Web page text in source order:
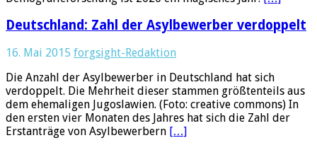
Deutschland: Zahl der Asylbewerber verdoppelt
16. Mai 2015 forgsight-Redaktion
Die Anzahl der Asylbewerber in Deutschland hat sich
verdoppelt. Die Mehrheit dieser stammen größtenteils aus
dem ehemaligen Jugoslawien. (Foto: creative commons) In
den ersten vier Monaten des Jahres hat sich die Zahl der
Erstanträge von Asylbewerbern […]